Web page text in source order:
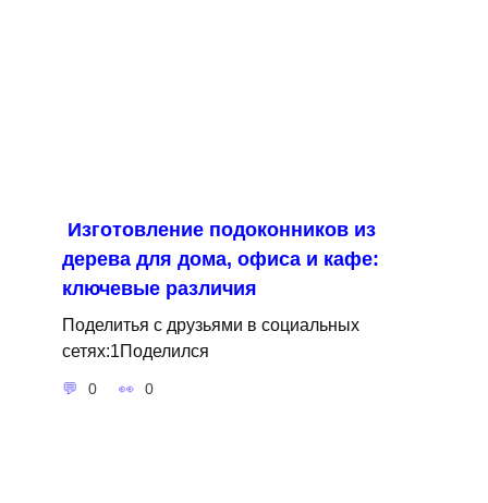
Изготовление подоконников из
дерева для дома, офиса и кафе:
ключевые различия
Поделитья с друзьями в социальных
сетях:1Поделился
0 0